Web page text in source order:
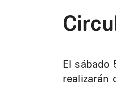
El sábado
realizarán